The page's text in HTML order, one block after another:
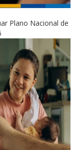
Plano Nacional de